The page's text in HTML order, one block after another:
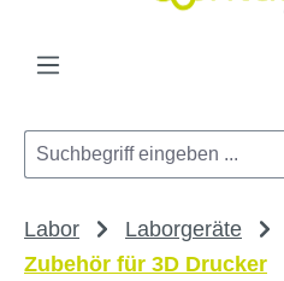
Labor
Laborgeräte
Zubehör für 3D Drucker